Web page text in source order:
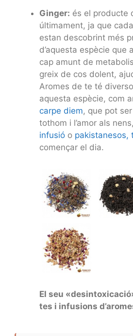
Ginger: és el producte
últimament, ja que
estan descobrint més
d’aquesta espècie que
cap amunt de
greix de cos dolent,
Aromes de te té
aquesta espècie, com
carpe diem, que pot
tothom i l’amor als nens,
infusió o pakistanesos,
començar el dia.
El seu
tes i infusions